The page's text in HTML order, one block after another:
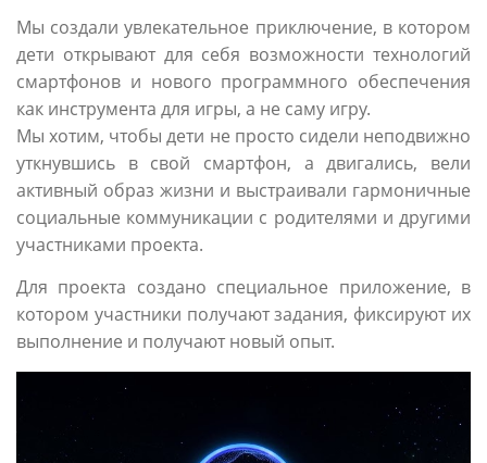
Мы создали увлекательное приключение, в котором
дети открывают для себя возможности технологий
смартфонов и нового программного обеспечения
как инструмента для игры, а не саму игру.
Мы хотим, чтобы дети не просто сидели неподвижно
уткнувшись в свой смартфон, а двигались, вели
активный образ жизни и выстраивали гармоничные
социальные коммуникации с родителями и другими
участниками проекта.
Для проекта создано специальное приложение, в
котором участники получают задания, фиксируют их
выполнение и получают новый опыт.